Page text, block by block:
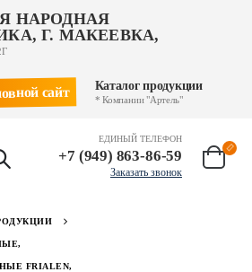
НАРОДНАЯ
Г. МАКЕЕВКА,
сайт Каталог продукции
* Компании "Артель"
ЕДИНЫЙ ТЕЛЕФОН
+7 (949) 863-86-59
Заказать звонок
,
FRIALEN,